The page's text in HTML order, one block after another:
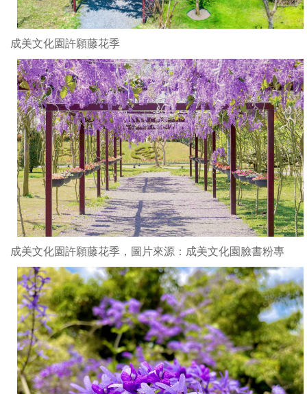
成美文化園許願藤花季
成美文化園許願藤花季，圖片來源：成美文化園臉書粉專